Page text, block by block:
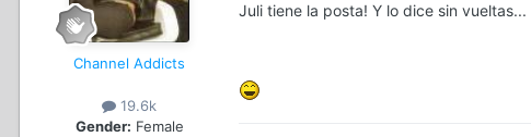
Channel Addicts
19.6k
Gender: Female
Juli tiene la posta! Y lo dice sin vueltas...